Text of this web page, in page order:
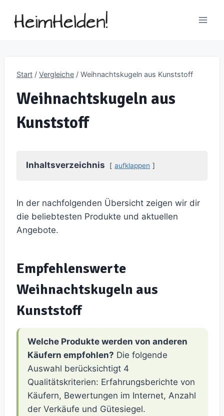
Inhalt
Start / Vergleiche / Weihnachtskugeln aus Kunststoff
Weihnachtskugeln aus
Kunststoff
Inhaltsverzeichnis aufklappen
In der nachfolgenden Übersicht zeigen wir dir
die beliebtesten Produkte und aktuellen
Angebote.
Empfehlenswerte
Weihnachtskugeln aus
Kunststoff
Welche Produkte werden von anderen
Käufern empfohlen? Die folgende
Auswahl berücksichtigt 4
Qualitätskriterien: Erfahrungsberichte von
Käufern, Bewertungen im Internet, Anzahl
der Verkäufe und Gütesiegel.